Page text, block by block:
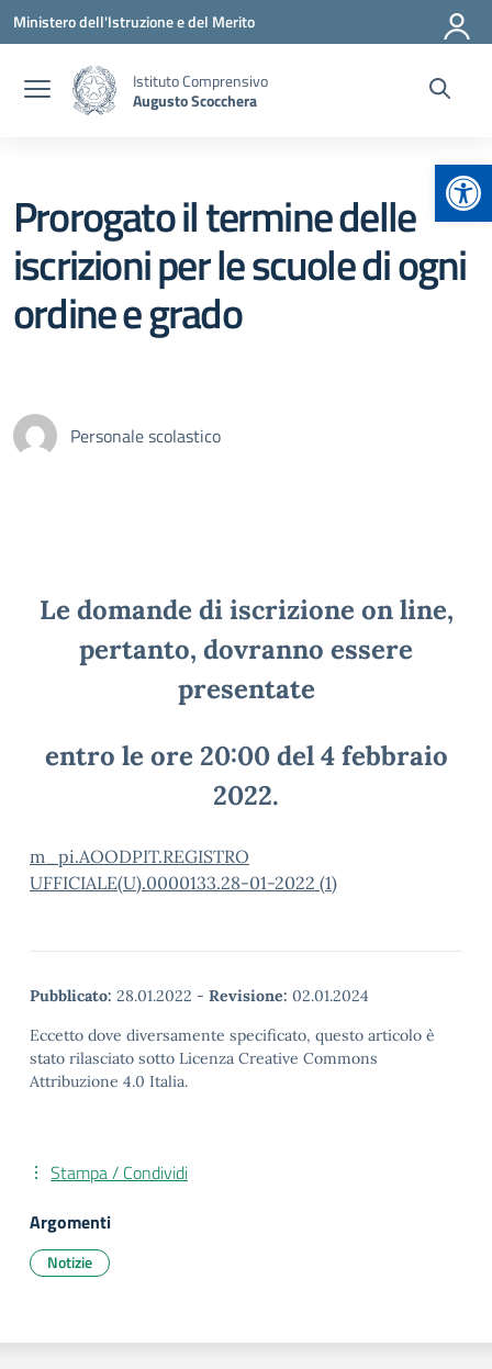
Vai ai contenuti
Vai al menu di navigazione
Vai al footer
Ministero dell'Istruzione e del Merito
Istituto Comprensivo
Augusto Scocchera
Prorogato il termine delle
iscrizioni per le scuole di ogni
ordine e grado
Personale scolastico
Le domande di iscrizione on line,
pertanto, dovranno essere
presentate
entro le ore 20:00 del 4 febbraio
2022.
m_pi.AOODPIT.REGISTRO
UFFICIALE(U).0000133.28-01-2022 (1)
Pubblicato: 28.01.2022 - Revisione: 02.01.2024
Eccetto dove diversamente specificato, questo articolo è
stato rilasciato sotto Licenza Creative Commons
Attribuzione 4.0 Italia.
Stampa / Condividi
Argomenti
Notizie